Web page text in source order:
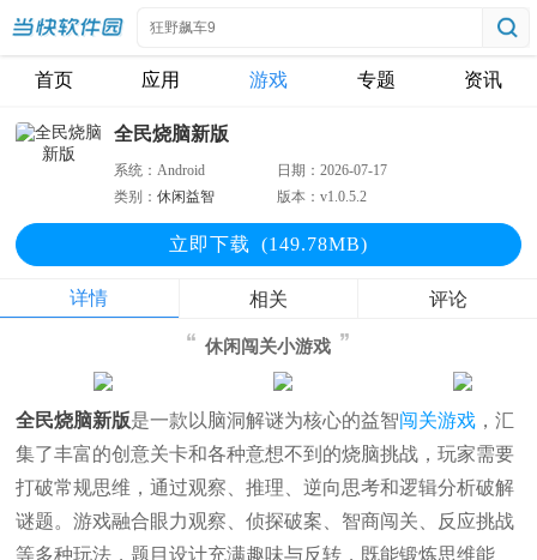
首页 应用 游戏 专题 资讯
全民烧脑新版
系统：Android 日期：2026-07-17
类别：休闲益智 版本：v1.0.5.2
立即下载 (149.78MB)
详情 相关 评论
休闲闯关小游戏
全民烧脑新版是一款以脑洞解谜为核心的益智闯关游戏 ，汇
集了丰富的创意关卡和各种意想不到的烧脑挑战，玩家需要
打破常规思维，通过观察、推理、逆向思考和逻辑分析破解
谜题。游戏融合眼力观察、侦探破案、智商闯关、反应挑战
等多种玩法，题目设计充满趣味与反转，既能锻炼思维能